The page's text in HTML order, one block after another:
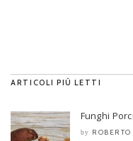
ARTICOLI PIÙ LETTI
Funghi
by